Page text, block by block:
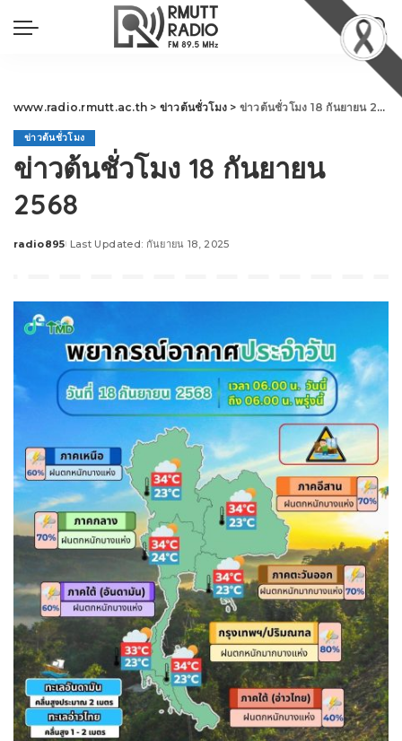
www.radio.rmutt.ac.th > ข่าวต้นชั่วโมง > ข่าวต้นชั่วโมง 18 กันยายน 2568
ข่าวต้นชั่วโมง
ข่าวต้นชั่วโมง 18 กันยายน
2568
Posted
radio895 Last Updated: กันยายน 18, 2025